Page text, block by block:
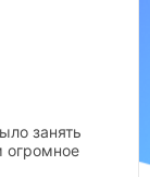
занять
огромное